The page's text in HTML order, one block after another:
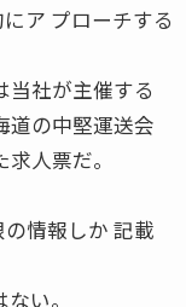
ア プローチする
社が主催する
道の中堅運送会
人票だ。
情報しか 記載
い。